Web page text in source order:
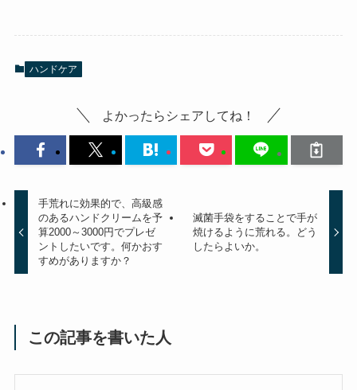
ハンドケア
よかったらシェアしてね！
手荒れに効果的で、高級感
のあるハンドクリームを予
算2000～3000円でプレゼ
ントしたいです。何かおす
すめがありますか？
滅菌手袋をすることで手が
焼けるように荒れる。どう
したらよいか。
この記事を書いた人